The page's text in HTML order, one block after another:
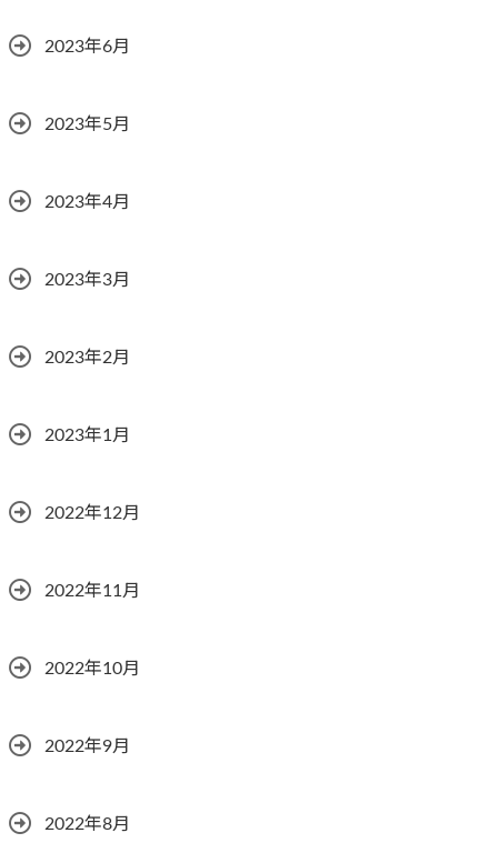
2023年6月
2023年5月
2023年4月
2023年3月
2023年2月
2023年1月
2022年12月
2022年11月
2022年10月
2022年9月
2022年8月